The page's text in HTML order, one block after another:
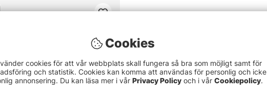
Cookies
cookies för att vår webbplats skall fungera så bra som möjligt samt för
och statistik. Cookies kan komma att användas för personlig och icke
annonsering. Du kan läsa mer i vår Privacy Policy och i vår Cookiepolicy.